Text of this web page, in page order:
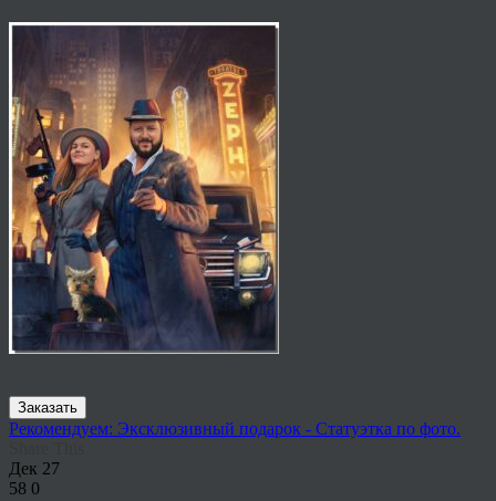
Заказать
Рекомендуем: Эксклюзивный подарок - Статуэтка по фото.
Дек 27
58 0